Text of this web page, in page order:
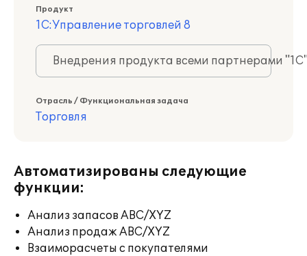
Продукт
1С:Управление торговлей 8
Внедрения продукта всеми партнерами
Отрасль / Функциональная задача
Торговля
Автоматизированы следующие
функции:
Анализ запасов ABC/XYZ
Анализ продаж ABC/XYZ
Взаиморасчеты с покупателями